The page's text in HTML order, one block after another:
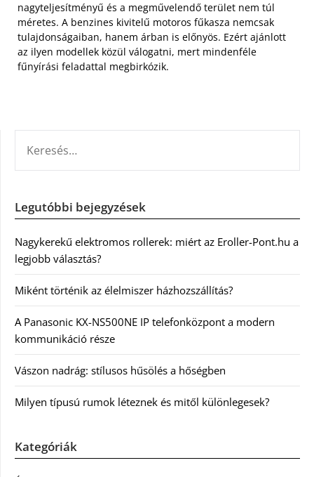
nagyteljesítményű és a megművelendő terület nem túl
méretes. A benzines kivitelű motoros fűkasza nemcsak
tulajdonságaiban, hanem árban is előnyös. Ezért ajánlott
az ilyen modellek közül válogatni, mert mindenféle
fűnyírási feladattal megbirkózik.
Legutóbbi bejegyzések
Nagykerekű elektromos rollerek: miért az Eroller-Pont.hu a
legjobb választás?
Miként történik az élelmiszer házhozszállítás?
A Panasonic KX-NS500NE IP telefonközpont a modern
kommunikáció része
Vászon nadrág: stílusos hűsölés a hőségben
Milyen típusú rumok léteznek és mitől különlegesek?
Kategóriák